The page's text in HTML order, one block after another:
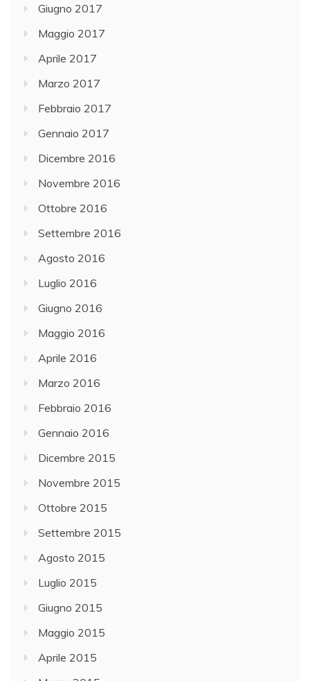
Giugno 2017
Maggio 2017
Aprile 2017
Marzo 2017
Febbraio 2017
Gennaio 2017
Dicembre 2016
Novembre 2016
Ottobre 2016
Settembre 2016
Agosto 2016
Luglio 2016
Giugno 2016
Maggio 2016
Aprile 2016
Marzo 2016
Febbraio 2016
Gennaio 2016
Dicembre 2015
Novembre 2015
Ottobre 2015
Settembre 2015
Agosto 2015
Luglio 2015
Giugno 2015
Maggio 2015
Aprile 2015